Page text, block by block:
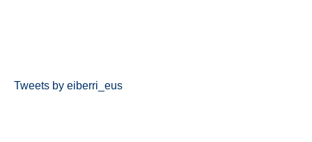
Tweets by eiberri_eus